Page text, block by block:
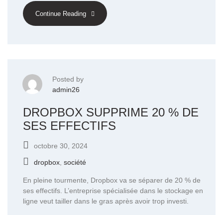
Continue Reading
Posted by
admin26
DROPBOX SUPPRIME 20 % DE
SES EFFECTIFS
octobre 30, 2024
dropbox société
En pleine tourmente, Dropbox va se séparer de 20 % de
ses effectifs. L’entreprise spécialisée dans le stockage en
ligne veut tailler dans le gras après avoir trop investi.